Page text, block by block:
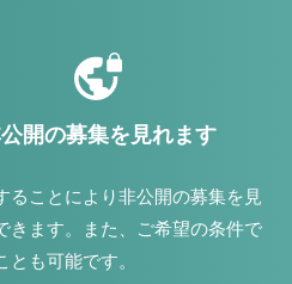
開の募集を見れます
ることにより非公開の募集を見
きます。また、ご希望の条件で
とも可能です。